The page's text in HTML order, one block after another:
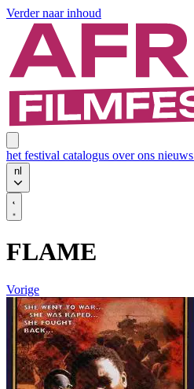
Verder naar inhoud
het festival catalogus over ons nieuws
nl
FLAME
Vorige